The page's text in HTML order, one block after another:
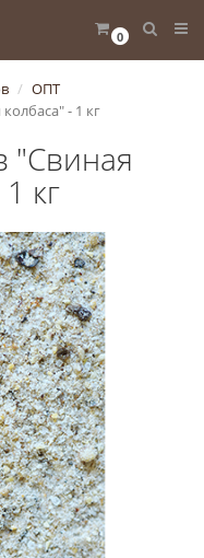
0
ОПТ
- 1 кг
"Свиная
кг